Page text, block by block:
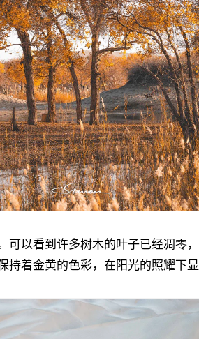
可以看到许多树木的叶子已经凋零
持着金黄的色彩，在阳光的照耀下显